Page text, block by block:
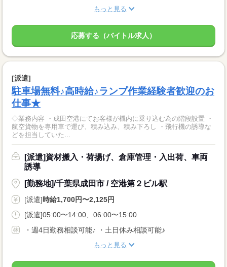
もっと見る
応募する（バイトル求人）
[派遣]
駐車場無料♪高時給♪ランプ作業経験者歓迎のお
仕事★
◇業務内容 ・成田空港にてお客様が機内に乗り込む為の階段設置 ・
航空貨物を専用車で運び、積み込み、積み下ろし ・飛行機の誘導な
どを担当していた...
[派遣]資材搬入・荷揚げ、倉庫管理・入出荷、車両
誘導
[勤務地]/千葉県成田市 / 空港第２ビル駅
[派遣]時給1,700円〜2,125円
[派遣]05:00〜14:00、06:00〜15:00
・週4日勤務相談可能♪ ・土日休み相談可能♪
もっと見る